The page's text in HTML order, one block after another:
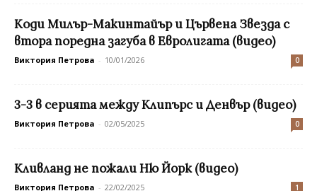
Коди Милър-Макинтайър и Цървена Звезда с
втора поредна загуба в Евролигата (видео)
Виктория Петрова - 10/01/2026 0
3-3 в серията между Клипърс и Денвър (видео)
Виктория Петрова - 02/05/2025 0
Кливланд не пожали Ню Йорк (видео)
Виктория Петрова - 22/02/2025 1